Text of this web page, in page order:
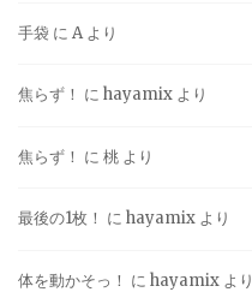
手袋 に Aより
焦らず！ に hayamix より
焦らず！ に 桃 より
最後の1枚！ に hayamix より
体を動かそっ！ に hayamix より